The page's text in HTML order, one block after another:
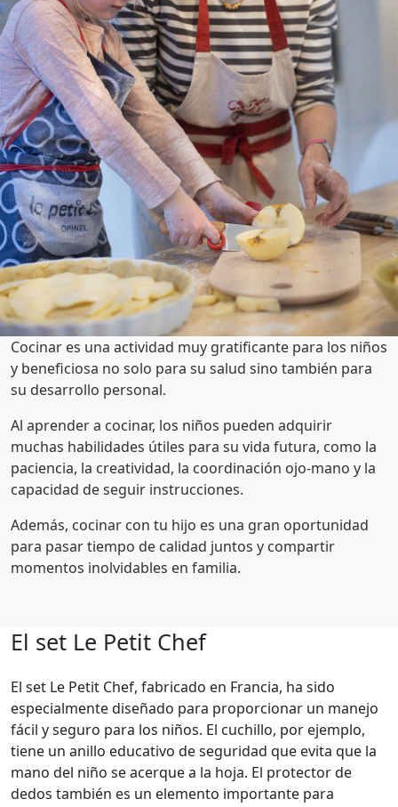
Cocinar es una actividad muy gratificante para los niños
y beneficiosa no solo para su salud sino también para
su desarrollo personal.
Al aprender a cocinar, los niños pueden adquirir
muchas habilidades útiles para su vida futura, como la
paciencia, la creatividad, la coordinación ojo-mano y la
capacidad de seguir instrucciones.
Además, cocinar con tu hijo es una gran oportunidad
para pasar tiempo de calidad juntos y compartir
momentos inolvidables en familia.
El set Le Petit Chef
El set Le Petit Chef, fabricado en Francia, ha sido
especialmente diseñado para proporcionar un manejo
fácil y seguro para los niños. El cuchillo, por ejemplo,
tiene un anillo educativo de seguridad que evita que la
mano del niño se acerque a la hoja. El protector de
dedos también es un elemento importante para